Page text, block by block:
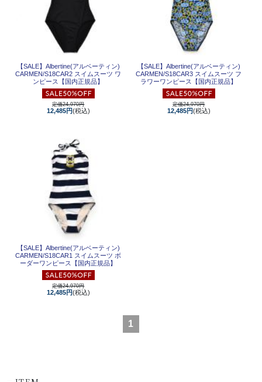
【SALE】 Albertine(アルベーティン)
CARMEN/S18CAR2 スイムスーツ ワ
ンピース【国内正規品】
定価24,970円
12,485円(税込)
【SALE】 Albertine(アルベーティン)
CARMEN/S18CAR3 スイムスーツ フ
ラワーワンピース【国内正規品】
定価24,970円
12,485円(税込)
【SALE】 Albertine(アルベーティン)
CARMEN/S18CAR1 スイムスーツ ボ
ーダーワンピース【国内正規品】
定価24,970円
12,485円(税込)
1